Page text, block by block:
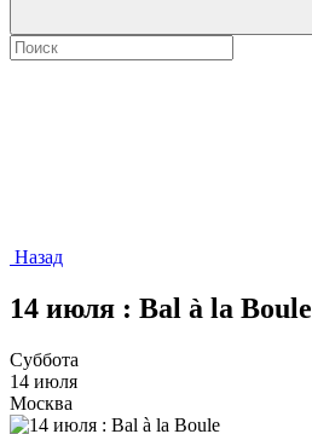
Назад
14 июля : Bal à la Boule
Суббота
14 июля
Москва